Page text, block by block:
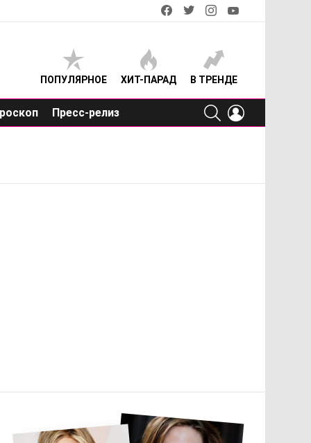
facebooktwitterinstagram
ПОПУЛЯРНОЕ ХИТ-ПАРАД В ТРЕНДЕ
Пресс-релиз
SEARCH